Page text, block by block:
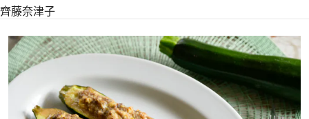
齊藤奈津子